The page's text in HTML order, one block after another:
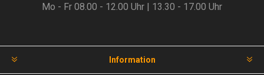
Mo - Fr 08.00 - 12.00 Uhr | 13.30 - 17.00 Uhr
Information